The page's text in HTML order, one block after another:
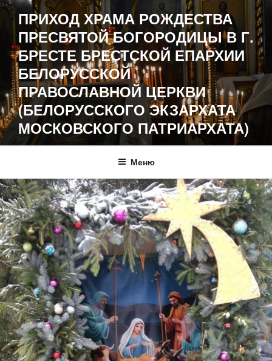
Перейти
содержимому
ПРИХОД ХРАМА РОЖДЕСТВА
ПРЕСВЯТОЙ БОГОРОДИЦЫ В Г.
БРЕСТЕ БРЕСТСКОЙ ЕПАРХИИ
БЕЛОРУССКОЙ
ПРАВОСЛАВНОЙ ЦЕРКВИ
(БЕЛОРУССКОГО ЭКЗАРХАТА
МОСКОВСКОГО ПАТРИАРХАТА)
Меню